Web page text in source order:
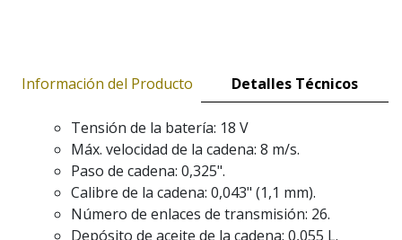
Información del Producto Detalles Técnicos
Tensión de la batería: 18 V
Máx. velocidad de la cadena: 8 m/s.
Paso de cadena: 0,325".
Calibre de la cadena: 0,043" (1,1 mm).
Número de enlaces de transmisión: 26.
Depósito de aceite de la cadena: 0,055 L.